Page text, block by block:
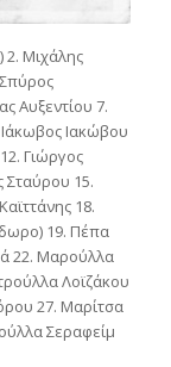
Μιχάλης
Αυξεντίου 7.
Ιακώβου
Γιώργος
Σταύρου 15.
18.
19. Πέπα
22. Μαρούλλα
Λοϊζάκου
27. Μαρίτσα
Σεραφείμ